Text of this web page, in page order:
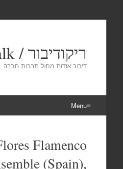
ריקודיבור / DanceTalk
דיבור אודות מחול תרבות חברה
Menu
content
Flamenco
(Spain),